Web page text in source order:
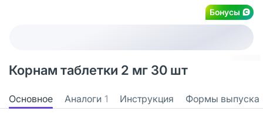
Бонусы
Корнам таблетки 2 мг 30 шт
Основное Аналоги 1 Инструкция Формы выпуска